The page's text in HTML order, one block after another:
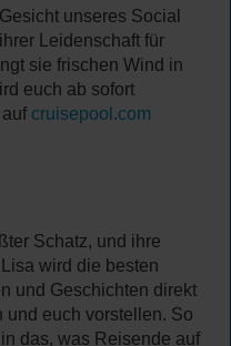
unseres Social
Leidenschaft für
sie frischen Wind in
euch ab sofort
cruisepool.com
Schatz, und ihre
wird die besten
und Geschichten direkt
und euch vorstellen. So
das, was Reisende auf